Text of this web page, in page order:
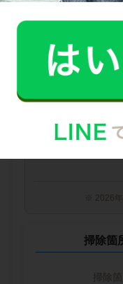
業界大手B社
※ 2026年
掃除箇
掃除